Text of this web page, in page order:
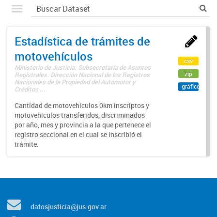
Estadística de trámites de
motovehículos
Ministerio de Justicia. Subsecretaría de Asuntos
Registrales. Dirección Nacional de los Registros
Nacionales de la Propiedad del Automotor y
Créditos ...
Cantidad de motovehículos 0km inscriptos y
motovehículos transferidos, discriminados
por año, mes y provincia a la que pertenece el
registro seccional en el cual se inscribió el
trámite.
csv
zip
gráfico
datosjusticia@jus.gov.ar